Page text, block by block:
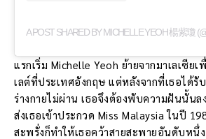
แรกเริ่ม Michelle Yeoh ย้ายจากมาเลเซีย
เลต์ที่ประเทศอังกฤษ แต่หลังจากที่เธอได้รั
ร่างกายไม่ผ่าน เธอจึงต้องพับความฝันนั้น
ส่งเธอเข้าประกวด Miss Malaysia ในปี
สะพรั่งก็ทำให้เธอคว้าสายสะพายอันดับหนึ่